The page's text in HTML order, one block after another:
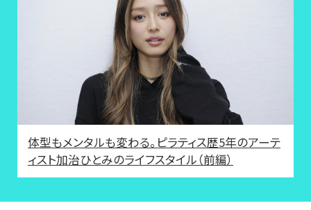
体型もメンタルも変わる。ピラティス歴5年のアーテ
ィスト加治ひとみのライフスタイル（前編）